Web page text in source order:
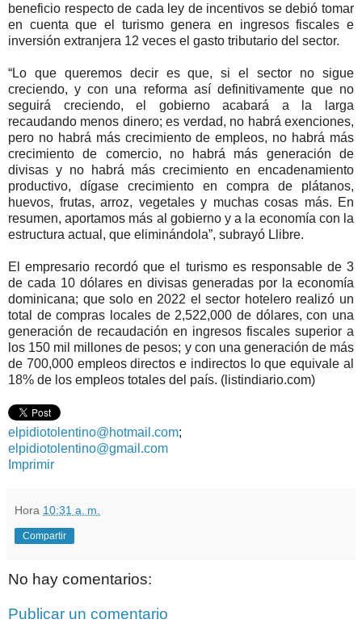
beneficio respecto de cada ley de incentivos se debió tomar
en cuenta que el turismo genera en ingresos fiscales e
inversión extranjera 12 veces el gasto tributario del sector.
“Lo que queremos decir es que, si el sector no sigue
creciendo, y con una reforma así definitivamente que no
seguirá creciendo, el gobierno acabará a la larga
recaudando menos dinero; es verdad, no habrá exenciones,
pero no habrá más crecimiento de empleos, no habrá más
crecimiento de comercio, no habrá más generación de
divisas y no habrá más crecimiento en encadenamiento
productivo, dígase crecimiento en compra de plátanos,
huevos, frutas, arroz, vegetales y muchas cosas más. En
resumen, aportamos más al gobierno y a la economía con la
estructura actual, que eliminándola”, subrayó Llibre.
El empresario recordó que el turismo es responsable de 3
de cada 10 dólares en divisas generadas por la economía
dominicana; que solo en 2022 el sector hotelero realizó un
total de compras locales de 2,522,000 de dólares, con una
generación de recaudación en ingresos fiscales superior a
los 150 mil millones de pesos; y con una generación de más
de 700,000 empleos directos e indirectos lo que equivale al
18% de los empleos totales del país. (listindiario.com)
elpidiotolentino@hotmail.com;
elpidiotolentino@gmail.com
Imprimir
Hora 10:31 a. m.
Compartir
No hay comentarios:
Publicar un comentario